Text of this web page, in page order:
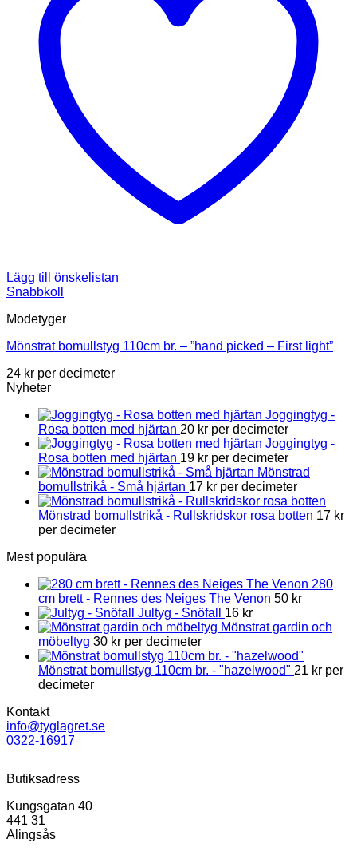
Lägg till önskelistan
Snabbkoll
Modetyger
Mönstrat bomullstyg 110cm br. – ”hand picked – First light”
24 kr per decimeter
Nyheter
Joggingtyg -
Rosa botten med hjärtan 20 kr per decimeter
Joggingtyg -
Rosa botten med hjärtan 19 kr per decimeter
Mönstrad
bomullstrikå - Små hjärtan 17 kr per decimeter
Mönstrad bomullstrikå - Rullskridskor rosa botten 17 kr
per decimeter
Mest populära
280
cm brett - Rennes des Neiges The Venon 50 kr
Jultyg - Snöfall
16 kr
Mönstrat gardin och
möbeltyg 30 kr per decimeter
Mönstrat bomullstyg 110cm br. - "hazelwood" 21 kr per
decimeter
Kontakt
info@tyglagret.se
0322-16917
Butiksadress
Kungsgatan 40
441 31
Alingsås